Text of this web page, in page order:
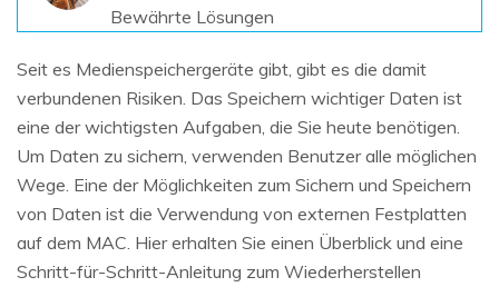
Weitere Produkte
Repairit - Datenreparatur
UBackit - Datensicherung
Bewährte Lösungen
Seit es Medienspeichergeräte gibt, gibt es die damit
verbundenen Risiken. Das Speichern wichtiger Daten ist
eine der wichtigsten Aufgaben, die Sie heute benötigen.
Um Daten zu sichern, verwenden Benutzer alle möglichen
Wege. Eine der Möglichkeiten zum Sichern und Speichern
von Daten ist die Verwendung von externen Festplatten
auf dem MAC. Hier erhalten Sie einen Überblick und eine
Schritt-für-Schritt-Anleitung zum Wiederherstellen